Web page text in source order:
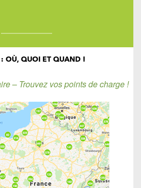
OÙ, QUOI ET QUAND !
– Trouvez vos points de charge !